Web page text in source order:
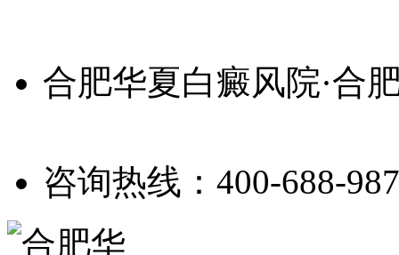
合肥华夏白癜风院·合
咨询热线：400-688-